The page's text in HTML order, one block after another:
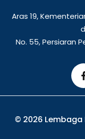
Aras 19,
No. 55, Persiaran
© 2026